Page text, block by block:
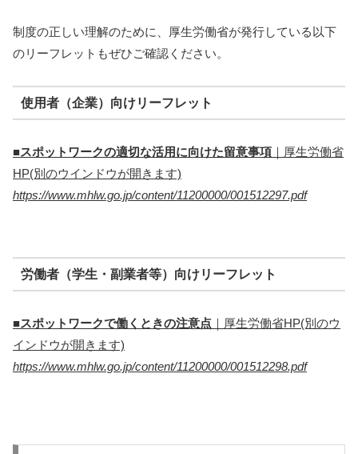
制度の正しい理解のために、厚生労働省が発行している以下
のリーフレットもぜひご確認ください。
使用者（企業）向けリーフレット
■スポットワークの適切な活用に向けた留意事項 ｜厚生労働省
HP(別のウインドウが開きます)
https://www.mhlw.go.jp/content/11200000/001512297.pdf
労働者（学生・副業者等）向けリーフレット
■スポットワークで働くときの注意点 ｜厚生労働省HP(別のウ
インドウが開きます)
https://www.mhlw.go.jp/content/11200000/001512298.pdf